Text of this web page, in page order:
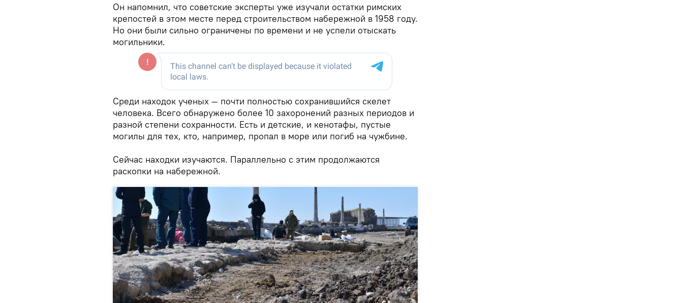
Он напомнил, что советские эксперты уже изучали остатки римских
крепостей в этом месте перед строительством набережной в 1958 году.
Но они были сильно ограничены по времени и не успели отыскать
могильники.
Среди находок ученых — почти полностью сохранившийся скелет
человека. Всего обнаружено более 10 захоронений разных периодов и
разной степени сохранности. Есть и детские, и кенотафы, пустые
могилы для тех, кто, например, пропал в море или погиб на чужбине.
Сейчас находки изучаются. Параллельно с этим продолжаются
раскопки на набережной.